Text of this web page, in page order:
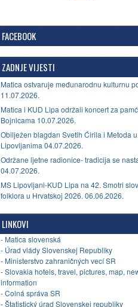
FACEBOOK
ZADNJE VIJESTI
Matica ostvaruje međunarodnu kulturnu
11.07.2026.
Matica i KUD Lipa održali koncert za
Bojnicama 10.07.2026.
Obilježen blagdan Svetih Ćirila i Metoda u
Lipovljanima 04.07.2026.
Održane ljetne radionice- tradicija se
04.07.2026.
MS Lipovljani-KUD Lipa na 42. Smotri
folklora u Hrvatskoj 2026. 06.06.2026.
LINKOVI
- Matica slovenská
- Úrad vlády Slovenskej Republiky
- Ministerstvo zahraničných vecí SR
- Slovakia hotels, travel, pictures, map,
information
- Colná správa SR
- Štatistický úrad Slovenskej republiky